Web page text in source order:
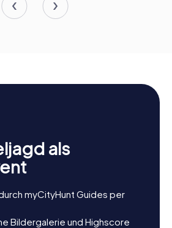
als
myCityHunt Guides per
Bildergalerie und Highscore